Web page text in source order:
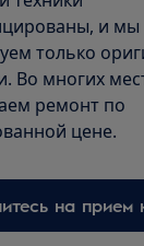
и мы
только
Во многих
ремонт по
цене.